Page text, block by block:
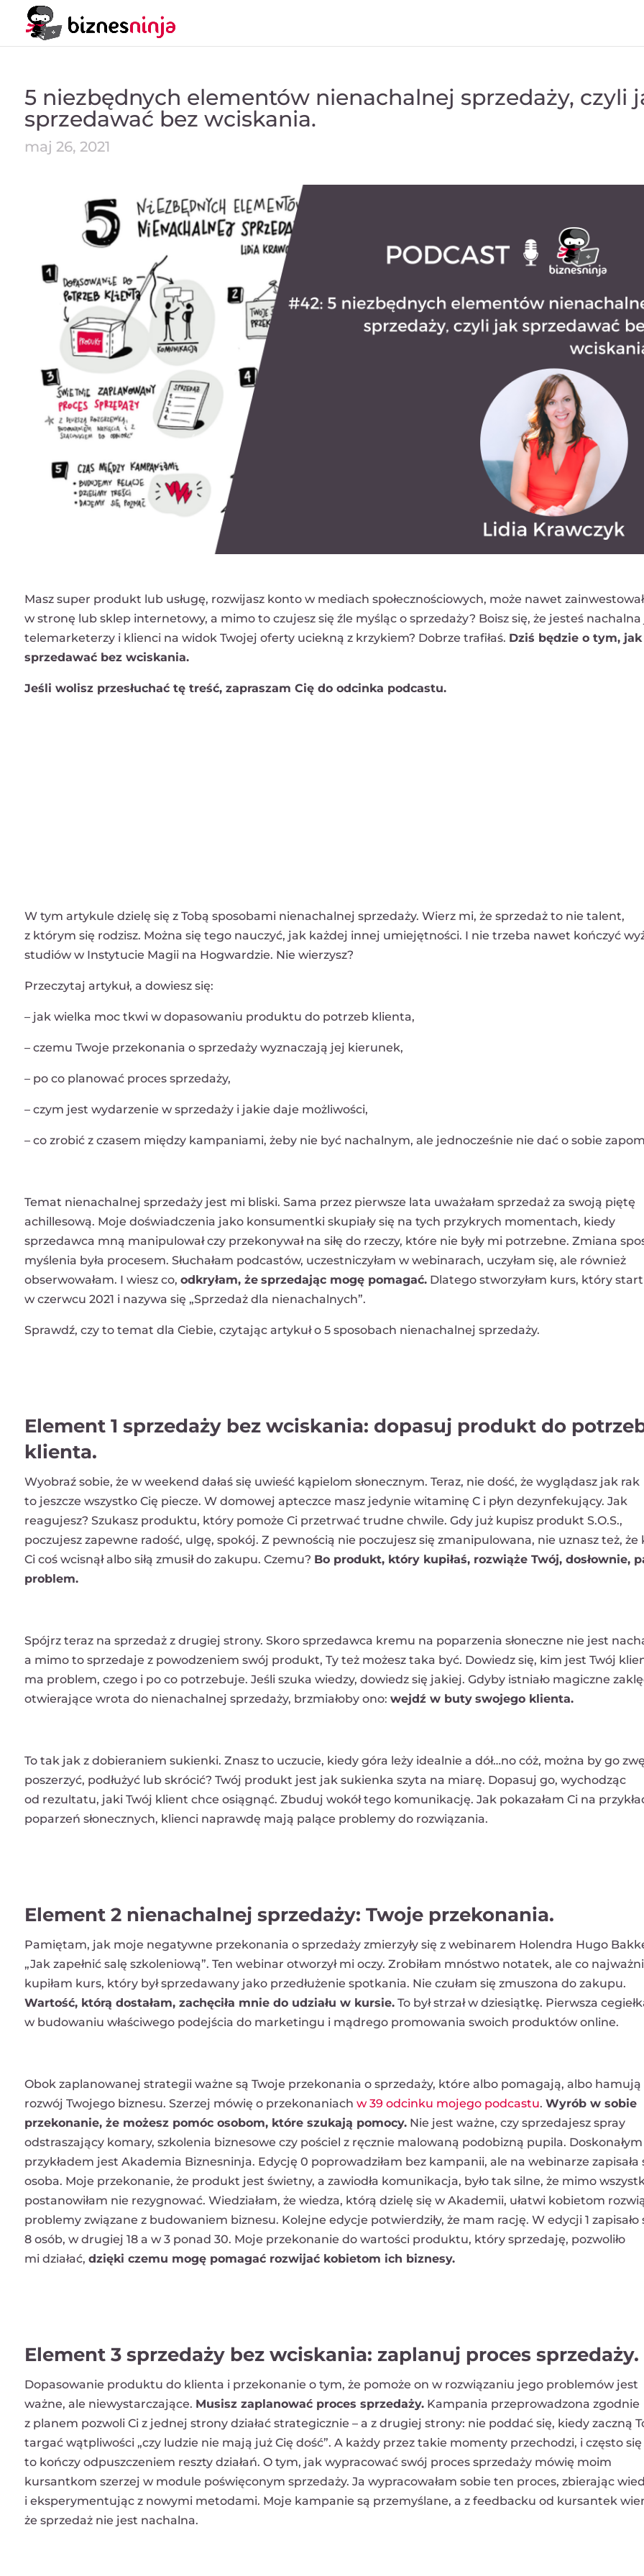
5 niezbędnych elementów nienachalnej sprzedaży, czyli
sprzedawać bez wciskania.
maj 26, 2021
Masz super produkt lub usługę, rozwijasz konto w mediach społecznościowych, może nawet
w stronę lub sklep internetowy, a mimo to czujesz się źle myśląc o sprzedaży? Boisz się, że jesteś nachalna
telemarketerzy i klienci na widok Twojej oferty uciekną z krzykiem? Dobrze trafiłaś. Dziś będzie o tym, jak
sprzedawać bez wciskania.
Jeśli wolisz przesłuchać tę treść, zapraszam Cię do odcinka podcastu.
W tym artykule dzielę się z Tobą sposobami nienachalnej sprzedaży. Wierz mi, że sprzedaż to nie talent,
z którym się rodzisz. Można się tego nauczyć, jak każdej innej umiejętności. I nie trzeba nawet kończyć
studiów w Instytucie Magii na Hogwardzie. Nie wierzysz?
Przeczytaj artykuł, a dowiesz się:
– jak wielka moc tkwi w dopasowaniu produktu do potrzeb klienta,
– czemu Twoje przekonania o sprzedaży wyznaczają jej kierunek,
– po co planować proces sprzedaży,
– czym jest wydarzenie w sprzedaży i jakie daje możliwości,
– co zrobić z czasem między kampaniami, żeby nie być nachalnym, ale jednocześnie nie dać o sobie
Temat nienachalnej sprzedaży jest mi bliski. Sama przez pierwsze lata uważałam sprzedaż za swoją piętę
achillesową. Moje doświadczenia jako konsumentki skupiały się na tych przykrych momentach, kiedy
sprzedawca mną manipulował czy przekonywał na siłę do rzeczy, które nie były mi potrzebne. Zmiana
myślenia była procesem. Słuchałam podcastów, uczestniczyłam w webinarach, uczyłam się, ale również
obserwowałam. I wiesz co, odkryłam, że sprzedając mogę pomagać.Dlatego stworzyłam kurs, który
w czerwcu 2021 i nazywa się „Sprzedaż dla nienachalnych”.
Sprawdź, czy to temat dla Ciebie, czytając artykuł o 5 sposobach nienachalnej sprzedaży.
Element 1 sprzedaży bez wciskania: dopasuj produkt do
klienta.
Wyobraź sobie, że w weekend dałaś się uwieść kąpielom słonecznym. Teraz, nie dość, że wyglądasz jak rak
to jeszcze wszystko Cię piecze. W domowej apteczce masz jedynie witaminę C i płyn dezynfekujący. Jak
reagujesz? Szukasz produktu, który pomoże Ci przetrwać trudne chwile. Gdy już kupisz produkt S.O.S.,
poczujesz zapewne radość, ulgę, spokój. Z pewnością nie poczujesz się zmanipulowana, nie uznasz też, że
Ci coś wcisnął albo siłą zmusił do zakupu. Czemu? Bo produkt, który kupiłaś, rozwiąże Twój, dosłownie,
problem.
Spójrz teraz na sprzedaż z drugiej strony. Skoro sprzedawca kremu na poparzenia słoneczne nie jest
a mimo to sprzedaje z powodzeniem swój produkt, Ty też możesz taka być. Dowiedz się, kim jest Twój
ma problem, czego i po co potrzebuje. Jeśli szuka wiedzy, dowiedz się jakiej. Gdyby istniało magiczne
otwierające wrota do nienachalnej sprzedaży, brzmiałoby ono: wejdź w buty swojego klienta.
To tak jak z dobieraniem sukienki. Znasz to uczucie, kiedy góra leży idealnie a dół…no cóż, można by go
poszerzyć, podłużyć lub skrócić? Twój produkt jest jak sukienka szyta na miarę. Dopasuj go, wychodząc
od rezultatu, jaki Twój klient chce osiągnąć. Zbuduj wokół tego komunikację. Jak pokazałam Ci na
poparzeń słonecznych, klienci naprawdę mają palące problemy do rozwiązania.
Element 2 nienachalnej sprzedaży: Twoje przekonania.
Pamiętam, jak moje negatywne przekonania o sprzedaży zmierzyły się z webinarem Holendra Hugo
„Jak zapełnić salę szkoleniową”. Ten webinar otworzył mi oczy. Zrobiłam mnóstwo notatek, ale co
kupiłam kurs, który był sprzedawany jako przedłużenie spotkania. Nie czułam się zmuszona do zakupu.
Wartość, którą dostałam, zachęciła mnie do udziału w kursie.To był strzał w dziesiątkę. Pierwsza
w budowaniu właściwego podejścia do marketingu i mądrego promowania swoich produktów online.
Obok zaplanowanej strategii ważne są Twoje przekonania o sprzedaży, które albo pomagają, albo hamują
rozwój Twojego biznesu. Szerzej mówię o przekonaniach w 39 odcinku mojego podcastu. Wyrób w sobie
przekonanie, że możesz pomóc osobom, które szukają pomocy.Nie jest ważne, czy sprzedajesz spray
odstraszający komary, szkolenia biznesowe czy pościel z ręcznie malowaną podobizną pupila. Doskonałym
przykładem jest Akademia Biznesninja. Edycję 0 poprowadziłam bez kampanii, ale na webinarze zapisała
osoba. Moje przekonanie, że produkt jest świetny, a zawiodła komunikacja, było tak silne, że mimo
postanowiłam nie rezygnować. Wiedziałam, że wiedza, którą dzielę się w Akademii, ułatwi kobietom
problemy związane z budowaniem biznesu. Kolejne edycje potwierdziły, że mam rację. W edycji 1 zapisało
8 osób, w drugiej 18 a w 3 ponad 30. Moje przekonanie do wartości produktu, który sprzedaję, pozwoliło
mi działać, dzięki czemu mogę pomagać rozwijać kobietom ich biznesy.
Element 3 sprzedaży bez wciskania: zaplanuj proces sprzedaży.
Dopasowanie produktu do klienta i przekonanie o tym, że pomoże on w rozwiązaniu jego problemów jest
ważne, ale niewystarczające. Musisz zaplanować proces sprzedaży.Kampania przeprowadzona zgodnie
z planem pozwoli Ci z jednej strony działać strategicznie – a z drugiej strony: nie poddać się, kiedy zaczną
targać wątpliwości „czy ludzie nie mają już Cię dość”. A każdy przez takie momenty przechodzi, i często się
to kończy odpuszczeniem reszty działań. O tym, jak wypracować swój proces sprzedaży mówię moim
kursantkom szerzej w module poświęconym sprzedaży. Ja wypracowałam sobie ten proces, zbierając
i eksperymentując z nowymi metodami. Moje kampanie są przemyślane, a z feedbacku od kursantek
że sprzedaż nie jest nachalna.